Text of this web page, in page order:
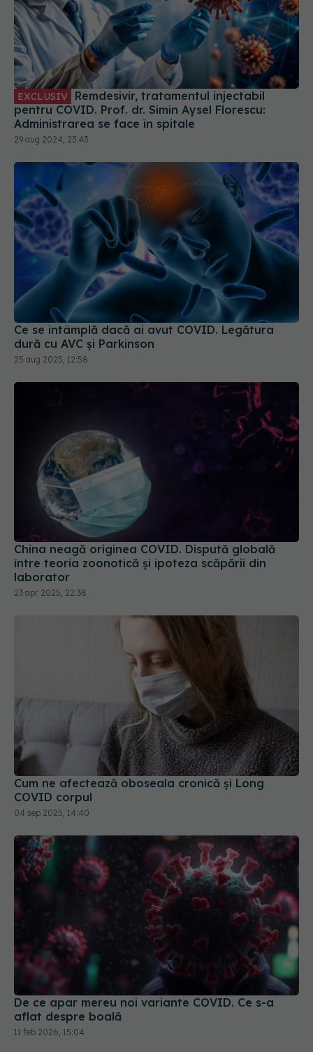
EXCLUSIV Remdesivir, tratamentul injectabil
pentru COVID. Prof. dr. Simin Aysel Florescu:
Administrarea se face în spitale
29 aug 2024, 23:43
Ce se întâmplă dacă ai avut COVID. Legătura
dură cu AVC și Parkinson
25 aug 2025, 12:58
China neagă originea COVID. Dispută globală
între teoria zoonotică și ipoteza scăpării din
laborator
23 apr 2025, 22:38
Cum ne afectează oboseala cronică și Long
COVID corpul
04 sep 2025, 14:40
De ce apar mereu noi variante COVID. Ce s-a
aflat despre boală
11 feb 2026, 15:04